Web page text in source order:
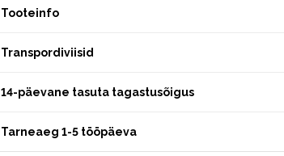
Tooteinfo
Transpordiviisid
14-päevane tasuta tagastusõigus
Tarneaeg 1-5 tööpäeva